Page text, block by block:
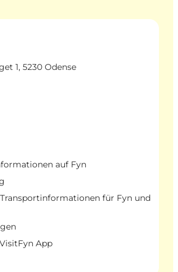
1, 5230 Odense
auf Fyn
Transportinformationen für Fyn und
App